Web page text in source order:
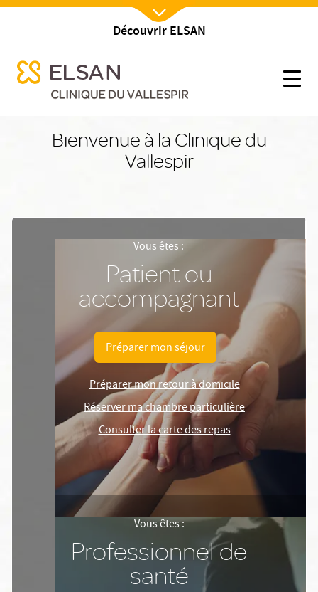
Découvrir ELSAN
Accueil
menu mobile
Nx:Afficher menu
menu mobile
Bienvenue à la Clinique du
Vallespir
Vous êtes :
Patient ou
accompagnant
Préparer mon séjour
Préparer mon retour à domicile
Réserver ma chambre particulière
Consulter la carte des repas
Vous êtes :
Professionnel de
santé